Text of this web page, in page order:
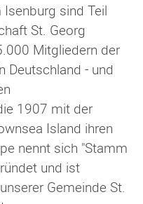
sind Teil
St. Georg
Mitgliedern der
Deutschland - und
1907 mit der
Island ihren
nennt sich "Stamm
und ist
Gemeinde St.